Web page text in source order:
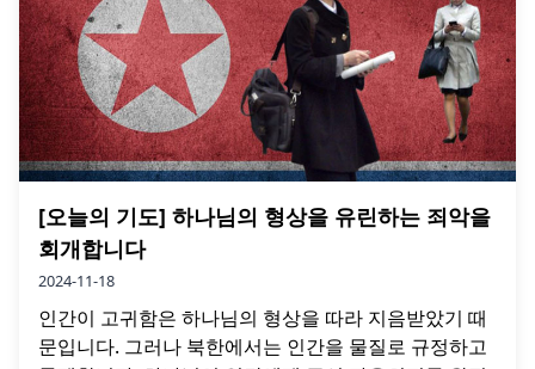
[오늘의 기도] 하나님의 형상을 유린하는 죄악을
회개합니다
2024-11-18
인간이 고귀함은 하나님의 형상을 따라 지음받았기 때
문입니다. 그러나 북한에서는 인간을 물질로 규정하고